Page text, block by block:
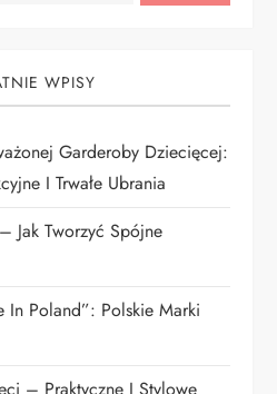
WPISY
Garderoby Dziecięcej:
I Trwałe Ubrania
Jak Tworzyć Spójne
Poland”: Polskie Marki